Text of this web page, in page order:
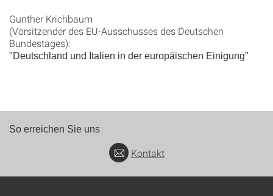
Gunther Krichbaum
(Vorsitzender des EU-Ausschusses des Deutschen
Bundestages):
"Deutschland und Italien in der europäischen Einigung"
So erreichen Sie uns
Kontakt